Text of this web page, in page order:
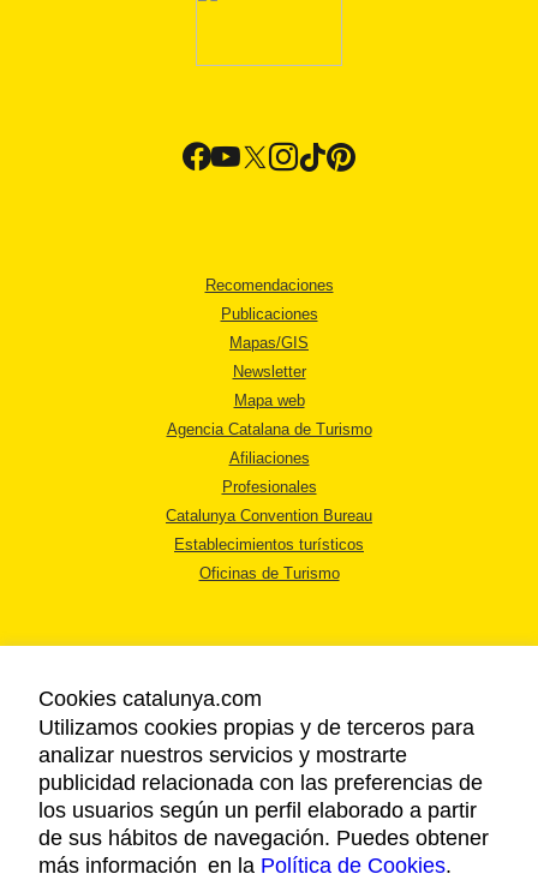
Recomendaciones
Publicaciones
Mapas/GIS
Newsletter
Mapa web
Agencia Catalana de Turismo
Afiliaciones
Profesionales
Catalunya Convention Bureau
Establecimientos turísticos
Oficinas de Turismo
AVISO LEGAL
POLÍTICA DE PRIVACIDAD
COOKIES
ACCESSIBILIDAD
Cookies catalunya.com
Utilizamos cookies propias y de terceros para
analizar nuestros servicios y mostrarte
publicidad relacionada con las preferencias de
los usuarios según un perfil elaborado a partir
de sus hábitos de navegación. Puedes obtener
más información en la Política de Cookies.